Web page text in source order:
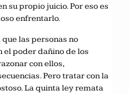
su propio juicio. Por eso es
enfrentarlo.
las personas no
poder dañino de los
con ellos,
Pero tratar con la
La quinta ley remata